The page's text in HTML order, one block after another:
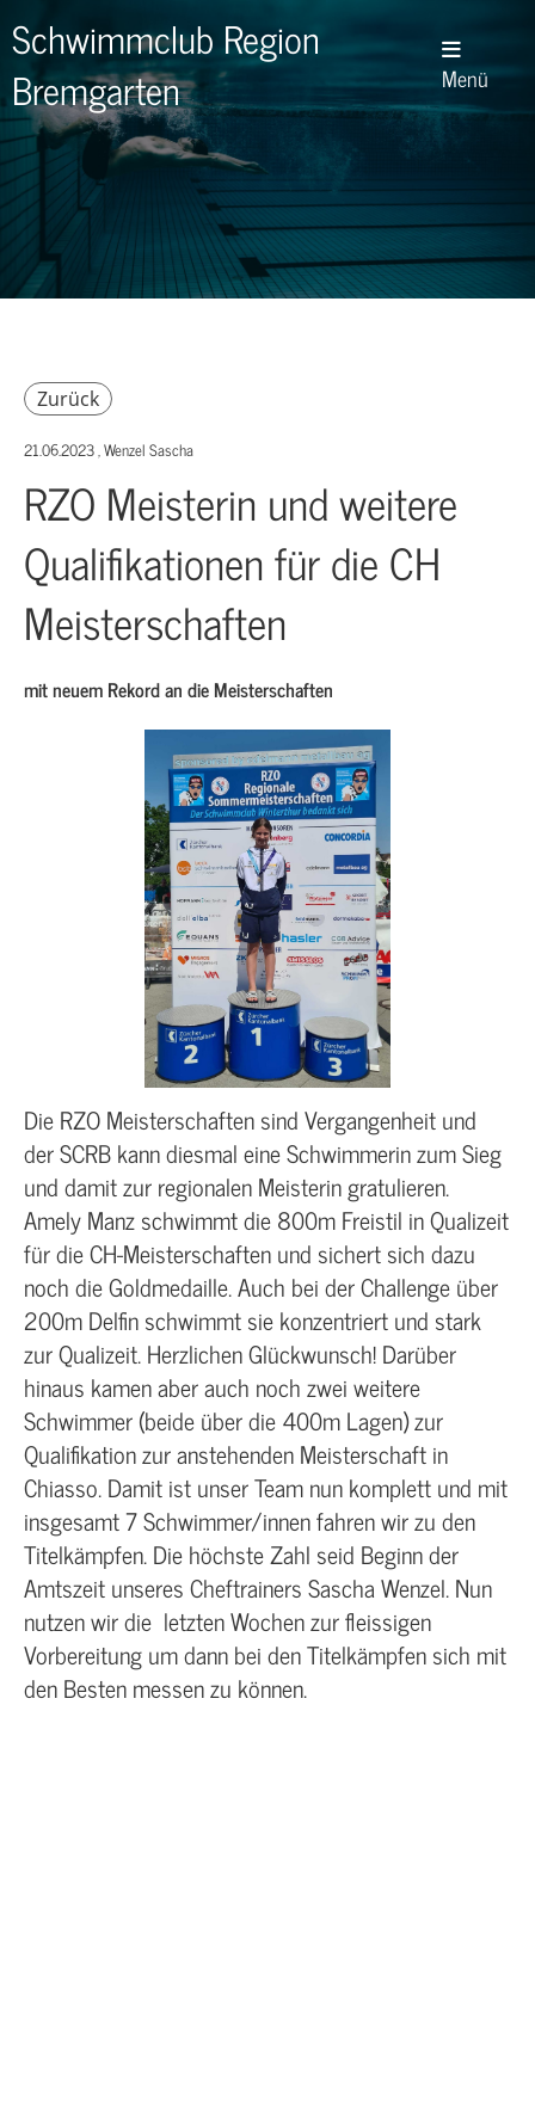
Schwimmclub Region
Bremgarten
Menü
Zurück
21.06.2023, Wenzel Sascha
RZO Meisterin und weitere
Qualifikationen für die CH
Meisterschaften
mit neuem Rekord an die Meisterschaften
Die RZO Meisterschaften sind Vergangenheit und
der SCRB kann diesmal eine Schwimmerin zum Sieg
und damit zur regionalen Meisterin gratulieren.
Amely Manz schwimmt die 800m Freistil in Qualizeit
für die CH-Meisterschaften und sichert sich dazu
noch die Goldmedaille. Auch bei der Challenge über
200m Delfin schwimmt sie konzentriert und stark
zur Qualizeit. Herzlichen Glückwunsch! Darüber
hinaus kamen aber auch noch zwei weitere
Schwimmer (beide über die 400m Lagen) zur
Qualifikation zur anstehenden Meisterschaft in
Chiasso. Damit ist unser Team nun komplett und mit
insgesamt 7 Schwimmer/innen fahren wir zu den
Titelkämpfen. Die höchste Zahl seid Beginn der
Amtszeit unseres Cheftrainers Sascha Wenzel. Nun
nutzen wir die letzten Wochen zur fleissigen
Vorbereitung um dann bei den Titelkämpfen sich mit
den Besten messen zu können.